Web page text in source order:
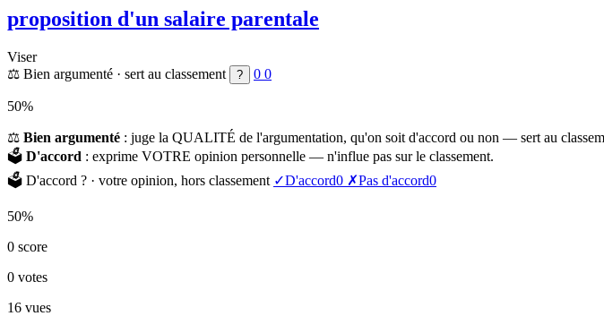
proposition d'un salaire parentale
Viser
⚖️ Bien argumenté · sert au classement ? 0 0
50%
⚖️ Bien argumenté : juge la QUALITÉ de l'argumentation, qu'on soit d'accord ou non — sert au
🗳️ D'accord : exprime VOTRE opinion personnelle — n'influe pas sur le classement.
🗳️ D'accord ? · votre opinion, hors classement ✓D'accord0 ✗Pas d'accord0
50%
0 score
0 votes
16 vues